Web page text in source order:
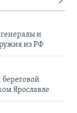
и
из РФ
Ярославле